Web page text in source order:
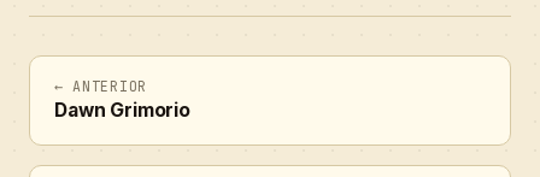
← ANTERIOR
Dawn Grimorio